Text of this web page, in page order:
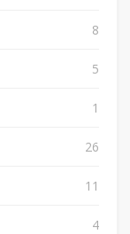
8
5
1
26
11
4